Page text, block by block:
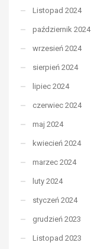
Listopad 2024
październik 2024
wrzesień 2024
sierpień 2024
lipiec 2024
czerwiec 2024
maj 2024
kwiecień 2024
marzec 2024
luty 2024
styczeń 2024
grudzień 2023
Listopad 2023